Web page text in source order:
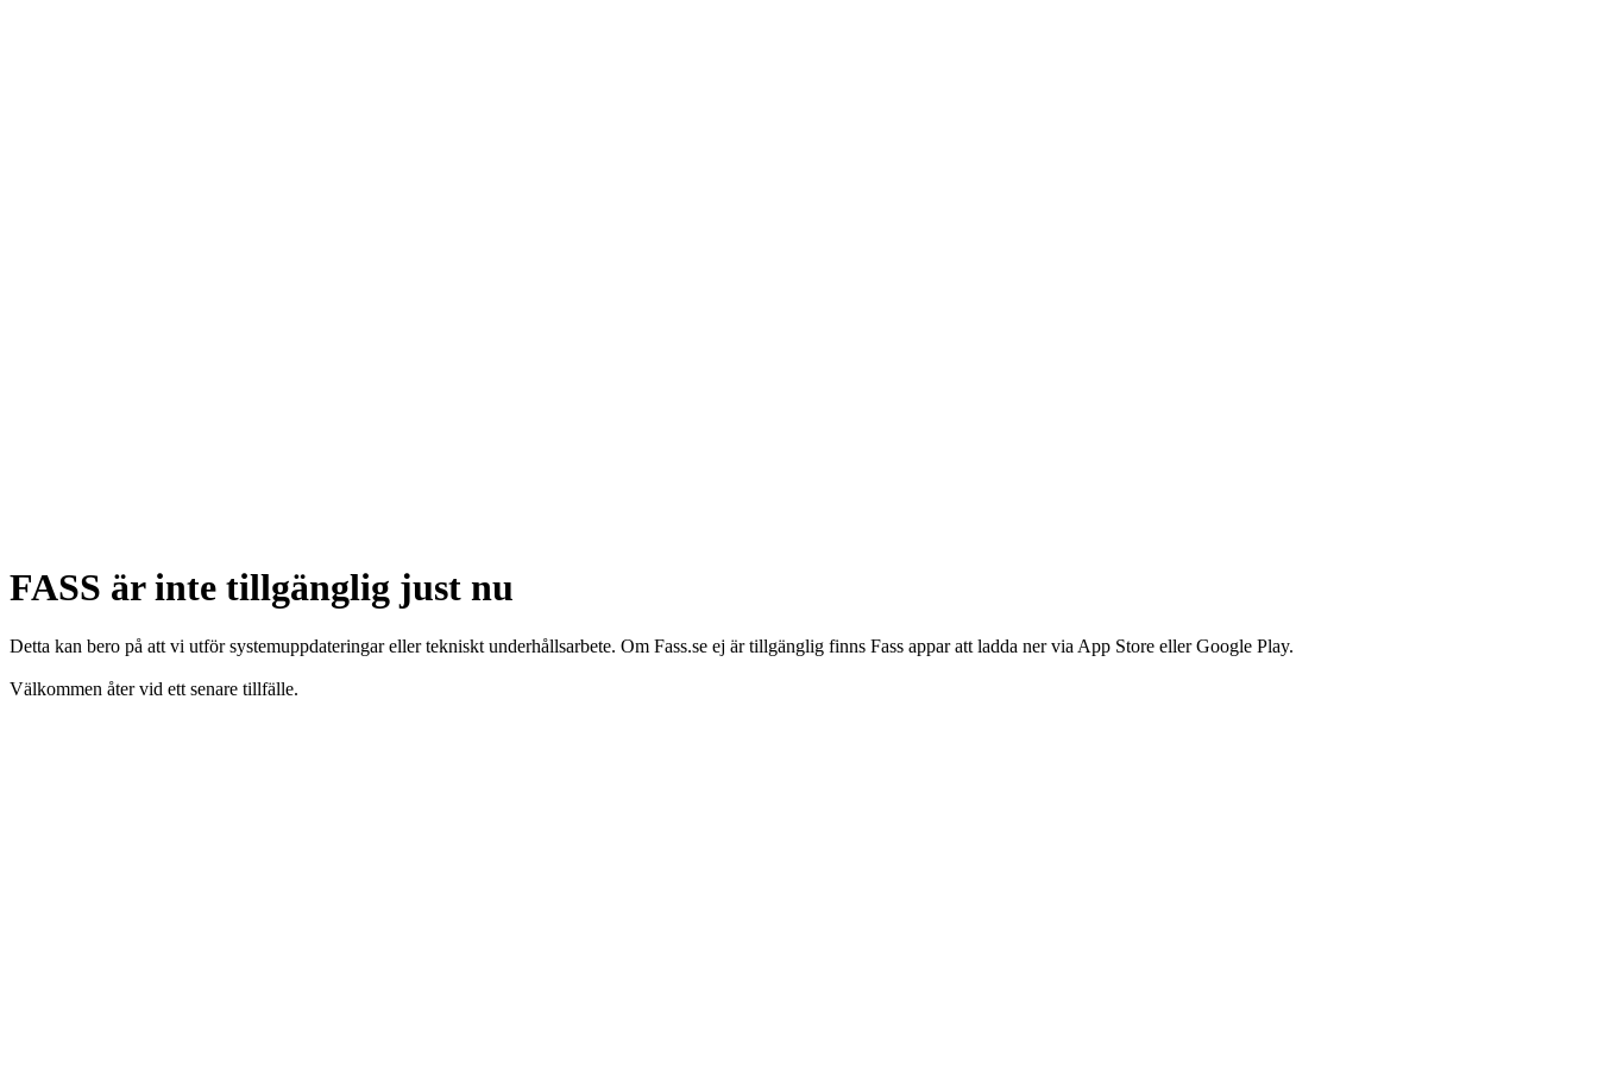
FASS är inte tillgänglig just nu
Detta kan bero på att vi utför systemuppdateringar eller tekniskt underhållsarbete. Om Fass.se ej är tillgänglig finns Fass appar att ladda ner via App Store eller Google Play.
Välkommen åter vid ett senare tillfälle.